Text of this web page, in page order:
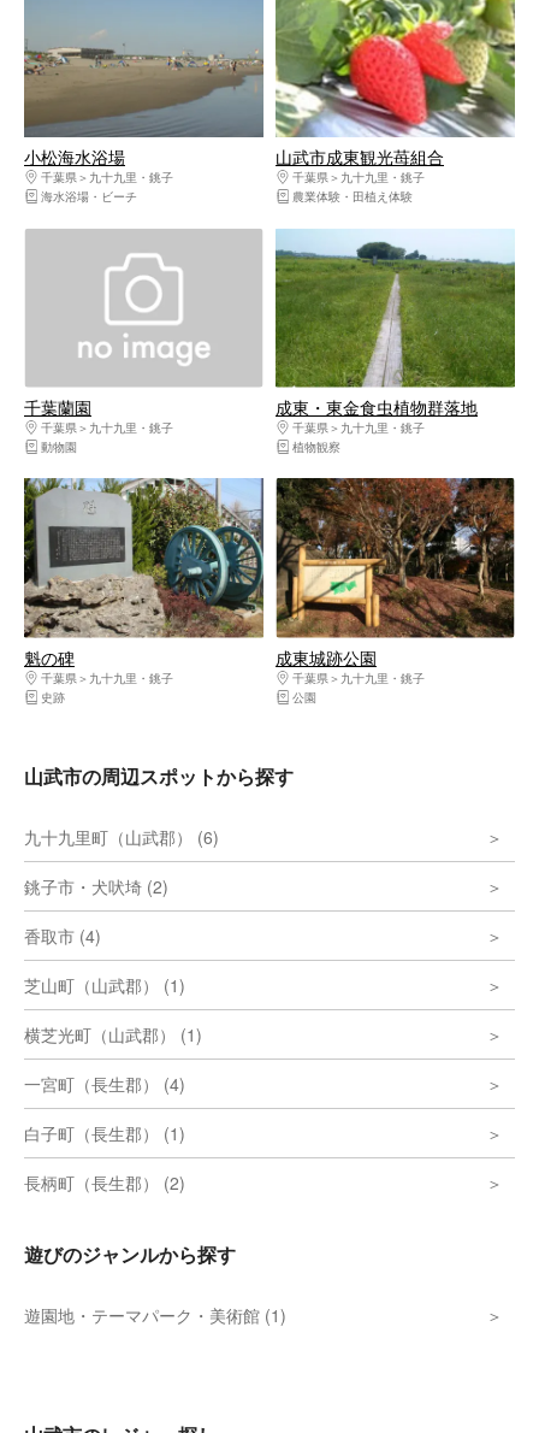
小松海水浴場
千葉県
九十九里・銚子
海水浴場・ビーチ
山武市成東観光苺組合
千葉県
九十九里・銚子
農業体験・田植え体験
千葉蘭園
千葉県
九十九里・銚子
動物園
成東・東金食虫植物群落地
千葉県
九十九里・銚子
植物観察
魁の碑
千葉県
九十九里・銚子
史跡
成東城跡公園
千葉県
九十九里・銚子
公園
山武市の周辺スポットから探す
九十九里町（山武郡） (6)
銚子市・犬吠埼 (2)
香取市 (4)
芝山町（山武郡） (1)
横芝光町（山武郡） (1)
一宮町（長生郡） (4)
白子町（長生郡） (1)
長柄町（長生郡） (2)
遊びのジャンルから探す
遊園地・テーマパーク・美術館 (1)